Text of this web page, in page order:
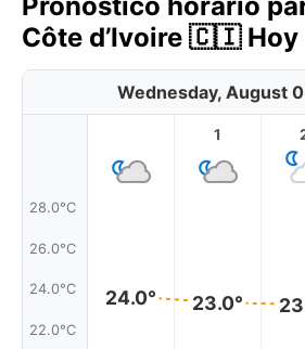
Côte d’Ivoire 🇨🇮 Hoy
Wednesday, August
28.0°C
26.0°C
24.0°C
22.0°C
24.0°
1
23.0°